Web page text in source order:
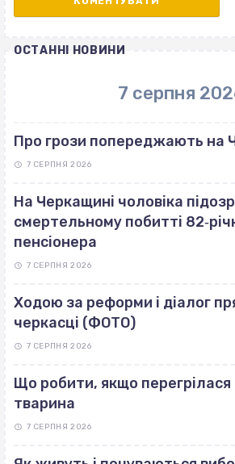
ОСТАННІ НОВИНИ
7 серпня
Про грози попереджають на
7 СЕРПНЯ 2026
На Черкащині чоловіка
смертельному побитті
пенсіонера
7 СЕРПНЯ 2026
Ходою за реформи і діалог
черкасці (ФОТО)
7 СЕРПНЯ 2026
Що робити, якщо
тварина
7 СЕРПНЯ 2026